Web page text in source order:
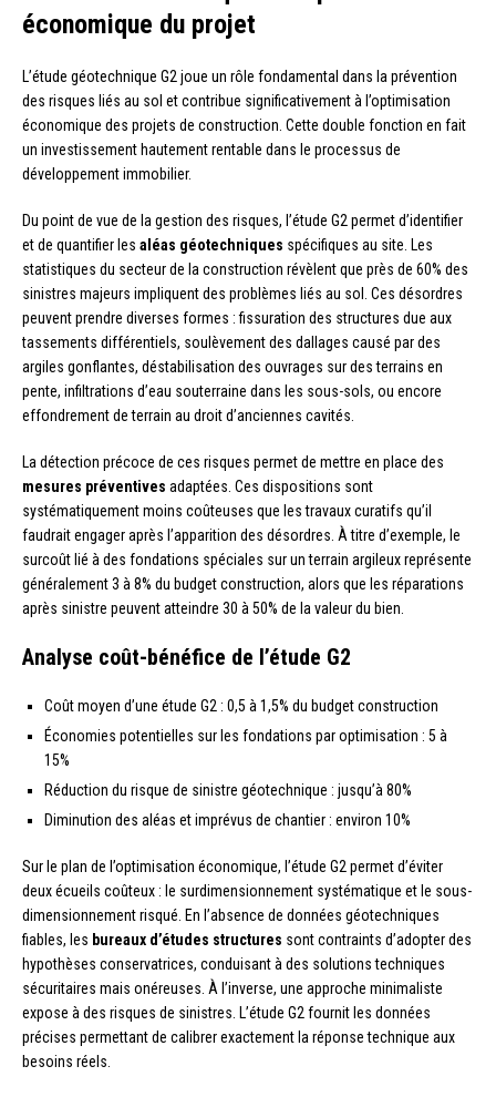
économique du projet
L’étude géotechnique G2 joue un rôle fondamental dans la prévention
des risques liés au sol et contribue significativement à l’optimisation
économique des projets de construction. Cette double fonction en fait
un investissement hautement rentable dans le processus de
développement immobilier.
Du point de vue de la gestion des risques, l’étude G2 permet d’identifier
et de quantifier les aléas géotechniques spécifiques au site. Les
statistiques du secteur de la construction révèlent que près de 60% des
sinistres majeurs impliquent des problèmes liés au sol. Ces désordres
peuvent prendre diverses formes : fissuration des structures due aux
tassements différentiels, soulèvement des dallages causé par des
argiles gonflantes, déstabilisation des ouvrages sur des terrains en
pente, infiltrations d’eau souterraine dans les sous-sols, ou encore
effondrement de terrain au droit d’anciennes cavités.
La détection précoce de ces risques permet de mettre en place des
mesures préventives adaptées. Ces dispositions sont
systématiquement moins coûteuses que les travaux curatifs qu’il
faudrait engager après l’apparition des désordres. À titre d’exemple, le
surcoût lié à des fondations spéciales sur un terrain argileux représente
généralement 3 à 8% du budget construction, alors que les réparations
après sinistre peuvent atteindre 30 à 50% de la valeur du bien.
Analyse coût-bénéfice de l’étude G2
Coût moyen d’une étude G2 : 0,5 à 1,5% du budget construction
Économies potentielles sur les fondations par optimisation : 5 à
15%
Réduction du risque de sinistre géotechnique : jusqu’à 80%
Diminution des aléas et imprévus de chantier : environ 10%
Sur le plan de l’optimisation économique, l’étude G2 permet d’éviter
deux écueils coûteux : le surdimensionnement systématique et le sous-
dimensionnement risqué. En l’absence de données géotechniques
fiables, les bureaux d’études structures sont contraints d’adopter des
hypothèses conservatrices, conduisant à des solutions techniques
sécuritaires mais onéreuses. À l’inverse, une approche minimaliste
expose à des risques de sinistres. L’étude G2 fournit les données
précises permettant de calibrer exactement la réponse technique aux
besoins réels.